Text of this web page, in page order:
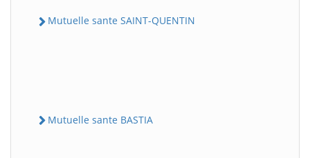
Mutuelle sante SAINT-QUENTIN
Mutuelle sante BASTIA